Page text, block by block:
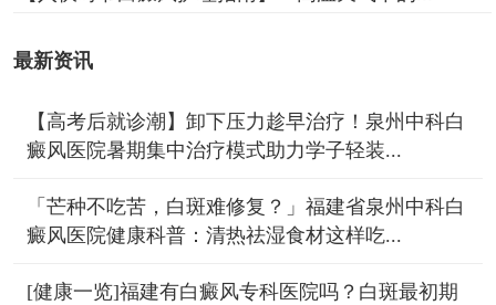
最新资讯
【高考后就诊潮】卸下压力趁早治疗！泉州中科白
癜风医院暑期集中治疗模式助力学子轻装...
「芒种不吃苦，白斑难修复？」福建省泉州中科白
癜风医院健康科普：清热祛湿食材这样吃...
[健康一览]福建有白癜风专科医院吗？白斑最初期